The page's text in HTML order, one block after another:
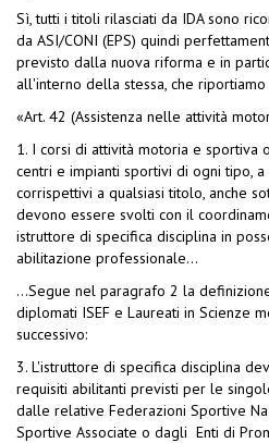
Sì, tutti i titoli rilasciati da IDA sono
da ASI/CONI (EPS) quindi
previsto dalla nuova riforma e in
all'interno della stessa, che
«Art. 42 (Assistenza nelle attività
1. I corsi di attività motoria e
centri e impianti sportivi di ogni tipo,
corrispettivi a qualsiasi titolo, anche
devono essere svolti con il
istruttore di specifica disciplina in
abilitazione professionale...
...Segue nel paragrafo 2 la
diplomati ISEF e Laureati in Scienze
successivo:
3. L'istruttore di specifica disciplina
requisiti abilitanti previsti per le
dalle relative Federazioni Sportive
Sportive Associate o dagli Enti di